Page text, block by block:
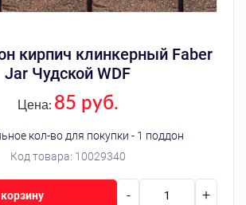
кирпич клинкерный Faber
Jar Чудской WDF
Код товара: 10029340
Цена: 85 руб.
кол-во для покупки - 1 поддон
- +